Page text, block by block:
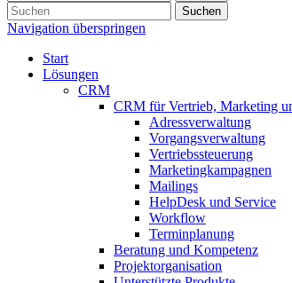
Suchen
Navigation überspringen
Start
Lösungen
CRM
CRM für Vertrieb, Marketing
Adressverwaltung
Vorgangsverwaltung
Vertriebssteuerung
Marketingkampagnen
Mailings
HelpDesk und Service
Workflow
Terminplanung
Beratung und Kompetenz
Projektorganisation